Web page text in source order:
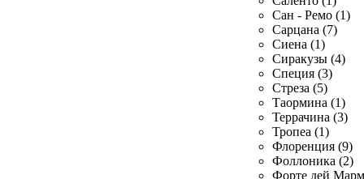
Сан - Ремо (1)
Сарцана (7)
Сиена (1)
Сиракузы (4)
Специя (3)
Стреза (5)
Таормина (1)
Террачина (3)
Тропеа (1)
Флоренция (9)
Фоллоника (2)
Форте дей